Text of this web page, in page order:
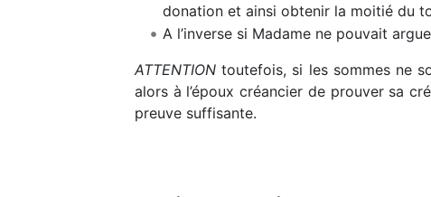
donation et ainsi obtenir la moitié du
A l’inverse si Madame ne pouvait
ATTENTION toutefois, si les sommes ne
alors à l’époux créancier de prouver sa
preuve suffisante.